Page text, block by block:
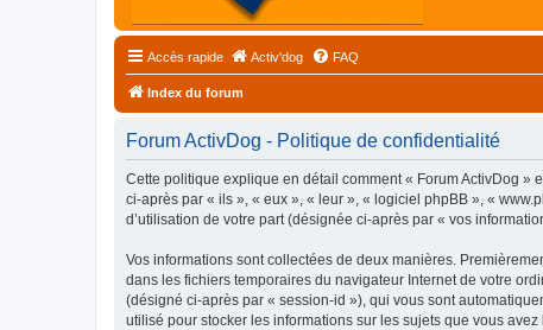
Accès rapide Activ'dog FAQ
Index du forum
Forum ActivDog - Politique de confidentialité
Cette politique explique en détail comment « Forum ActivDog »
ci-après par « ils », « eux », « leur », « logiciel phpBB », «
d’utilisation de votre part (désignée ci-après par « vos
Vos informations sont collectées de deux manières.
dans les fichiers temporaires du navigateur Internet de votre
(désigné ci-après par « session-id »), qui vous sont
utilisé pour stocker les informations sur les sujets que vous